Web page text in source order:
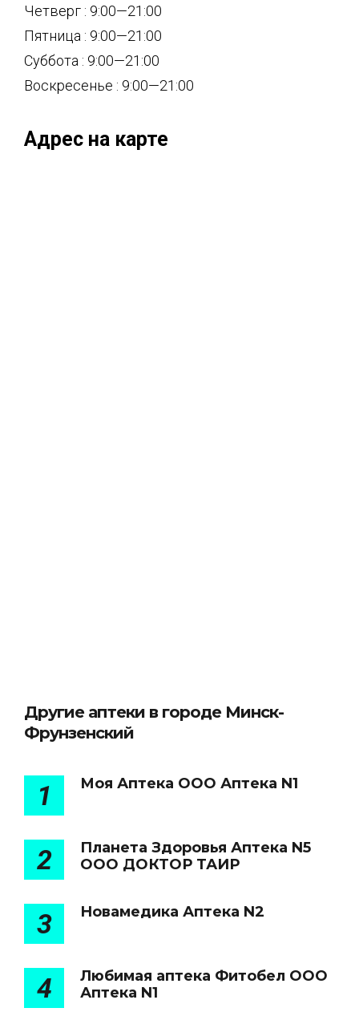
Четверг : 9:00—21:00
Пятница : 9:00—21:00
Суббота : 9:00—21:00
Воскресенье : 9:00—21:00
Адрес на карте
Другие аптеки в городе Минск-
Фрунзенский
1 Моя Аптека ООО Аптека N1
2
Планета Здоровья Аптека N5
ООО ДОКТОР ТАИР
3 Новамедика Аптека N2
4
Любимая аптека Фитобел ООО
Аптека N1